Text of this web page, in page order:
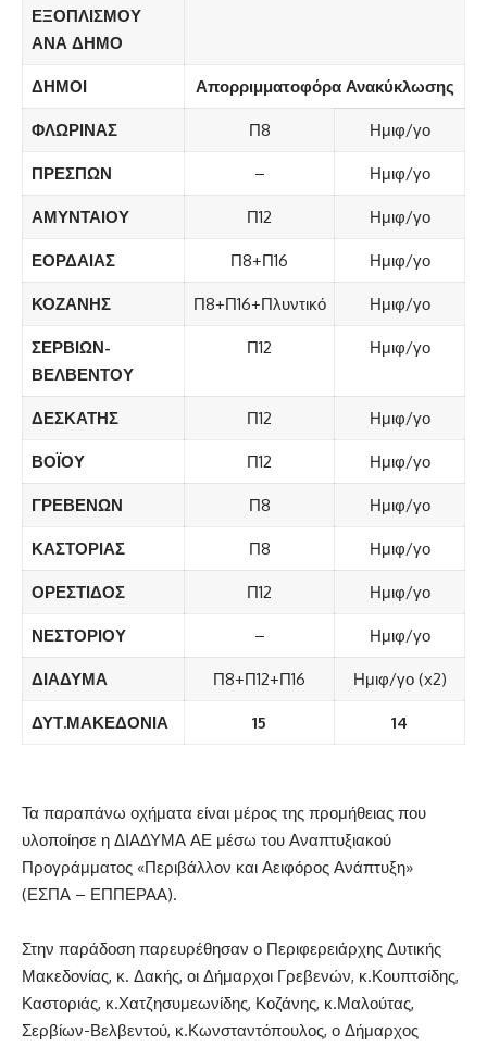
ΕΞΟΠΛΙΣΜΟΥ
ΑΝΑ ΔΗΜΟ
ΔΗΜΟΙ Απορριμματοφόρα Ανακύκλωσης
ΦΛΩΡΙΝΑΣ Π8 Ημιφ/γο
ΠΡΕΣΠΩΝ – Ημιφ/γο
ΑΜΥΝΤΑΙΟΥ Π12 Ημιφ/γο
ΕΟΡΔΑΙΑΣ Π8+Π16 Ημιφ/γο
ΚΟΖΑΝΗΣ Π8+Π16+Πλυντικό Ημιφ/γο
ΣΕΡΒΙΩΝ-
ΒΕΛΒΕΝΤΟΥ
Π12 Ημιφ/γο
ΔΕΣΚΑΤΗΣ Π12 Ημιφ/γο
ΒΟΪΟΥ Π12 Ημιφ/γο
ΓΡΕΒΕΝΩΝ Π8 Ημιφ/γο
ΚΑΣΤΟΡΙΑΣ Π8 Ημιφ/γο
ΟΡΕΣΤΙΔΟΣ Π12 Ημιφ/γο
ΝΕΣΤΟΡΙΟΥ – Ημιφ/γο
ΔΙΑΔΥΜΑ Π8+Π12+Π16 Ημιφ/γο (x2)
ΔΥΤ.ΜΑΚΕΔΟΝΙΑ 15 14
Τα παραπάνω οχήματα είναι μέρος της προμήθειας που
υλοποίησε η ΔΙΑΔΥΜΑ ΑΕ μέσω του Αναπτυξιακού
Προγράμματος «Περιβάλλον και Αειφόρος Ανάπτυξη»
(ΕΣΠΑ – ΕΠΠΕΡΑΑ).
Στην παράδοση παρευρέθησαν ο Περιφερειάρχης Δυτικής
Μακεδονίας, κ. Δακής, οι Δήμαρχοι Γρεβενών, κ.Κουπτσίδης,
Καστοριάς, κ.Χατζησυμεωνίδης, Κοζάνης, κ.Μαλούτας,
Σερβίων-Βελβεντού, κ.Κωνσταντόπουλος, ο Δήμαρχος